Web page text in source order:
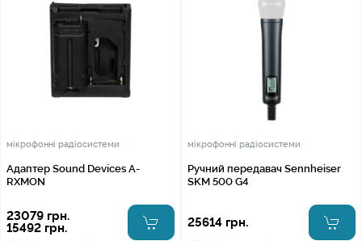
мікрофонні радіосистеми
Адаптер Sound Devices A-
RXMON
23079 грн.
15492 грн.
мікрофонні радіосистеми
Ручний передавач Sennheiser
SKM 500 G4
25614 грн.